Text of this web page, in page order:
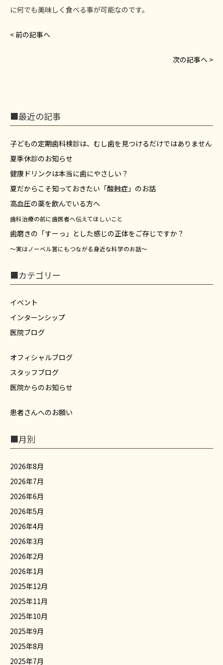
に何でも美味しく食べる事が可能なのです。
< 前の記事へ
次の記事へ >
■最近の記事
子どもの定期歯科検診は、むし歯を見つけるだけではありません
夏季休診のお知らせ
健康ドリンクは本当に歯にやさしい？
夏だからこそ知っておきたい「酸蝕症」のお話
高血圧の薬を飲んでいる方へ
歯科治療の前に歯医者へ伝えてほしいこと
歯磨きの「すーっ」とした感じの正体をご存じですか？
～実はノーベル賞にもつながる身近な科学のお話～
■カテゴリー
イベント
インターンシップ
医院ブログ
オフィシャルブログ
スタッフブログ
医院からのお知らせ
患者さんへのお願い
■月別
2026年8月
2026年7月
2026年6月
2026年5月
2026年4月
2026年3月
2026年2月
2026年1月
2025年12月
2025年11月
2025年10月
2025年9月
2025年8月
2025年7月